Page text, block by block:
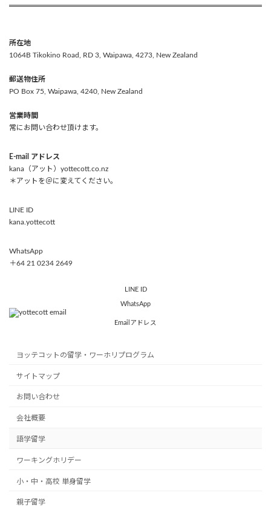
所在地
1064B Tikokino Road, RD 3, Waipawa, 4273, New Zealand
郵送物住所
PO Box 75, Waipawa, 4240, New Zealand
営業時間
常にお問い合わせ頂けます。
E-mail アドレス
kana（アット）yottecott.co.nz
＊アットを＠に変えてください。
LINE ID
kana.yottecott
WhatsApp
＋64 21 0234 2649
LINE ID
WhatsApp
Emailアドレス
ヨッテコットの留学・ワーホリプログラム
サイトマップ
お問い合わせ
会社概要
語学留学
ワーキングホリデー
小・中・高校 単身留学
親子留学